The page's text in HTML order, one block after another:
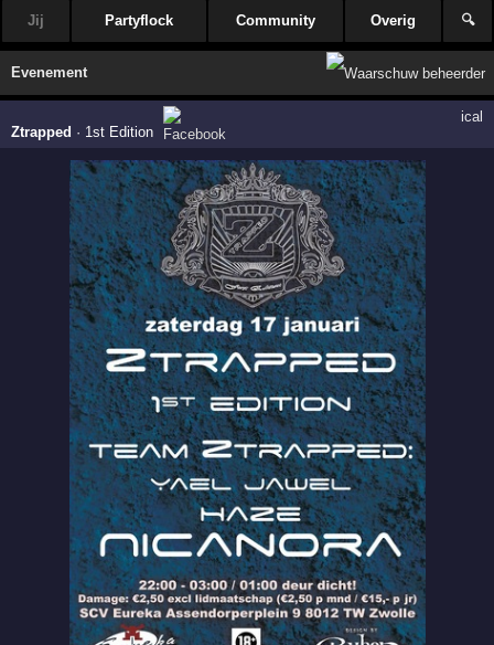
Jij Partyflock Community Overig 🔍
Evenement
Ztrapped · 1st Edition
ical